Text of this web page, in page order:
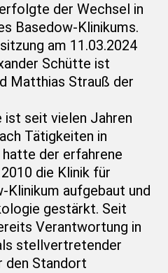
der Wechsel in
Basedow-Klinikums.
am 11.03.2024
Schütte ist
Matthias Strauß der
ist seit vielen Jahren
Tätigkeiten in
der erfahrene
die Klinik für
Klinikum aufgebaut und
gestärkt. Seit
Verantwortung in
stellvertretender
den Standort